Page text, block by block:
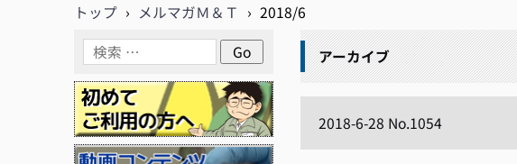
トップ › メルマガＭ＆Ｔ › 2018/6
アーカイブ
2018-6-28 No.1054